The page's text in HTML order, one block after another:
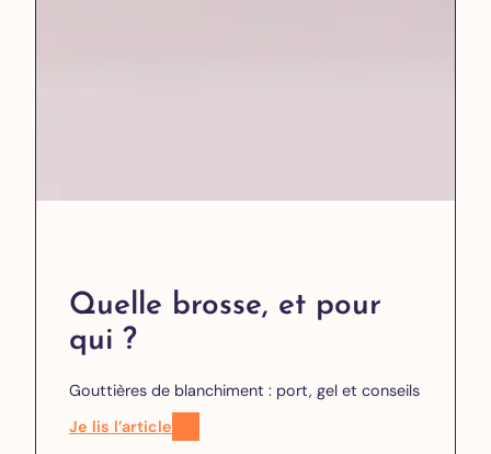
Quelle brosse, et pour
qui ?
Gouttières de blanchiment : port, gel et conseils
Je lis l’article